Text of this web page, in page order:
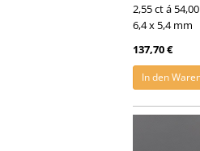
2,55 ct á
6,4 x 5,4 mm
137,70 €
In den